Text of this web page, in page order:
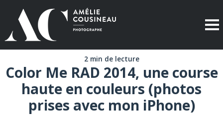
2 min de lecture
Color Me RAD 2014, une course
haute en couleurs (photos
prises avec mon iPhone)